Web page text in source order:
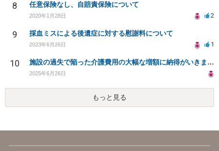
8 任意保険なし、自賠責保険について
2020年1月28日 2
9 採血ミスによる後遺症に対する慰謝料について
2023年6月26日 1
10 施設の過失で陥った介護費用の大幅な増額に納得がいきません。
2025年6月26日
もっと見る